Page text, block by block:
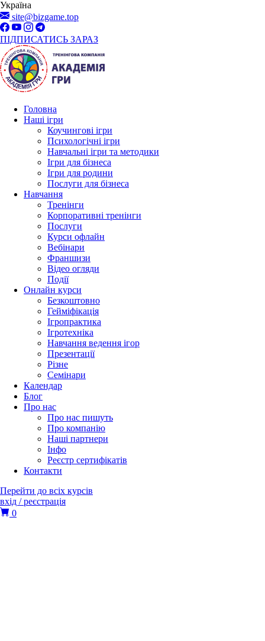
Україна
site@bizgame.top
ПІДПИСАТИСЬ ЗАРАЗ
Головна
Наші ігри
Коучингові ігри
Психологічні ігри
Навчальні ігри та методики
Ігри для бізнеса
Ігри для родини
Послуги для бізнеса
Навчання
Тренінги
Корпоративні тренінги
Послуги
Курси офлайн
Вебінари
Франшизи
Відео огляди
Події
Онлайн курси
Безкоштовно
Гейміфікація
Ігропрактика
Ігротехніка
Навчання ведення ігор
Презентації
Різне
Семінари
Календар
Блог
Про нас
Про нас пишуть
Про компанію
Наші партнери
Інфо
Реєстр сертифікатів
Контакти
Перейти до всіх курсів
вхід / реєстрація
0